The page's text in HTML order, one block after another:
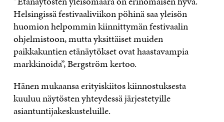
Helsingissä festivaaliviikon pöhinä saa yleisön
huomion helpommin kiinnittymän festivaalin
ohjelmistoon, mutta yksittäiset muiden
paikkakuntien etänäytökset ovat haastavampia
markkinoida”, Bergström kertoo.
Hänen mukaansa erityiskiitos kiinnostuksesta
kuuluu näytösten yhteydessä järjestetyille
asiantuntijakeskusteluille.